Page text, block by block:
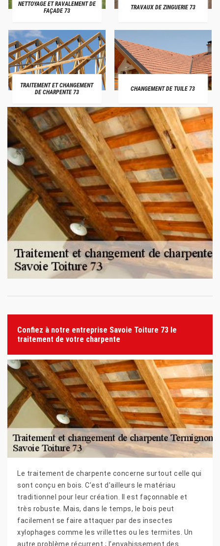
NETTOYAGE ET RAVALEMENT DE
FAÇADE 73
TRAVAUX DE ZINGUERIE 73
TRAITEMENT ET CHANGEMENT
DE CHARPENTE 73
CHANGEMENT DE TUILE 73
Confiez à notre entreprise Savoie Toiture 73 le
traitement de votre charpente
Le traitement de charpente concerne surtout celle qui
sont conçu en bois. C’est d’ailleurs le matériau
traditionnel pour leur création. Il est façonnable et
très robuste. Mais, dans le temps, le bois peut
facilement se faire attaquer par des insectes
xylophages comme les vrillettes ou les termites. Un
autre problème récurrent ; l’envahissement des